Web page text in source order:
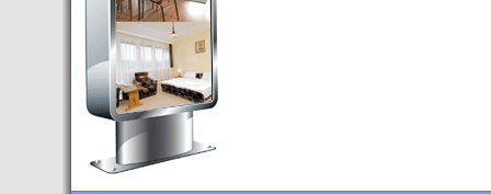
Resultados octubre de 2016,
subida del 15% ocupación y
del 25,6% en el RevPar
- Nuevo Hotel en Budapest
bajo la marca Exe Hotusa
- Transfer Aeropuerto de
BUDAPEST